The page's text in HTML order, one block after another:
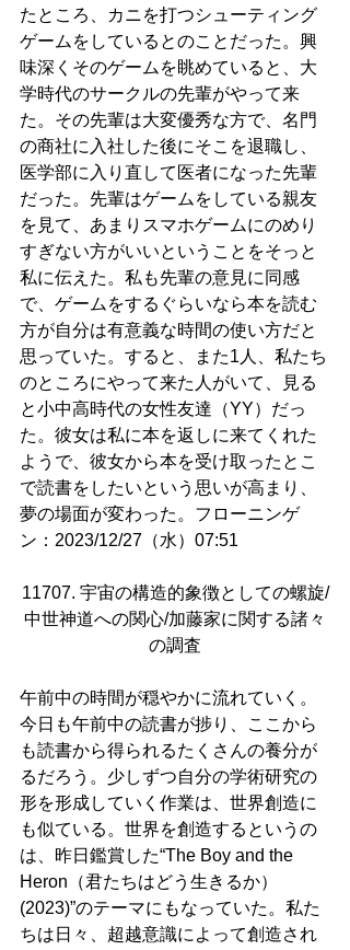
たところ、カニを打つシューティング
ゲームをしているとのことだった。興
味深くそのゲームを眺めていると、大
学時代のサークルの先輩がやって来
た。その先輩は大変優秀な方で、名門
の商社に入社した後にそこを退職し、
医学部に入り直して医者になった先輩
だった。先輩はゲームをしている親友
を見て、あまりスマホゲームにのめり
すぎない方がいいということをそっと
私に伝えた。私も先輩の意見に同感
で、ゲームをするぐらいなら本を読む
方が自分は有意義な時間の使い方だと
思っていた。すると、また1人、私たち
のところにやって来た人がいて、見る
と小中高時代の女性友達（YY）だっ
た。彼女は私に本を返しに来てくれた
ようで、彼女から本を受け取ったとこ
で読書をしたいという思いが高まり、
夢の場面が変わった。フローニンゲ
ン：2023/12/27（水）07:51
11707. 宇宙の構造的象徴としての螺旋/
中世神道への関心/加藤家に関する諸々
の調査
午前中の時間が穏やかに流れていく。
今日も午前中の読書が捗り、ここから
も読書から得られるたくさんの養分が
るだろう。少しずつ自分の学術研究の
形を形成していく作業は、世界創造に
も似ている。世界を創造するというの
は、昨日鑑賞した“The Boy and the
Heron（君たちはどう生きるか）
(2023)”のテーマにもなっていた。私た
ちは日々、超越意識によって創造され